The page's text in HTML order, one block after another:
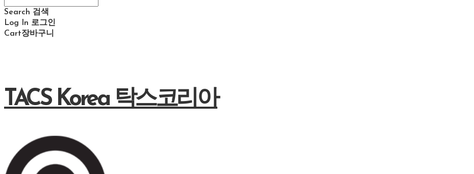
Search 검색
Log In 로그인
Cart장바구니
TACS Korea 탁스코리아